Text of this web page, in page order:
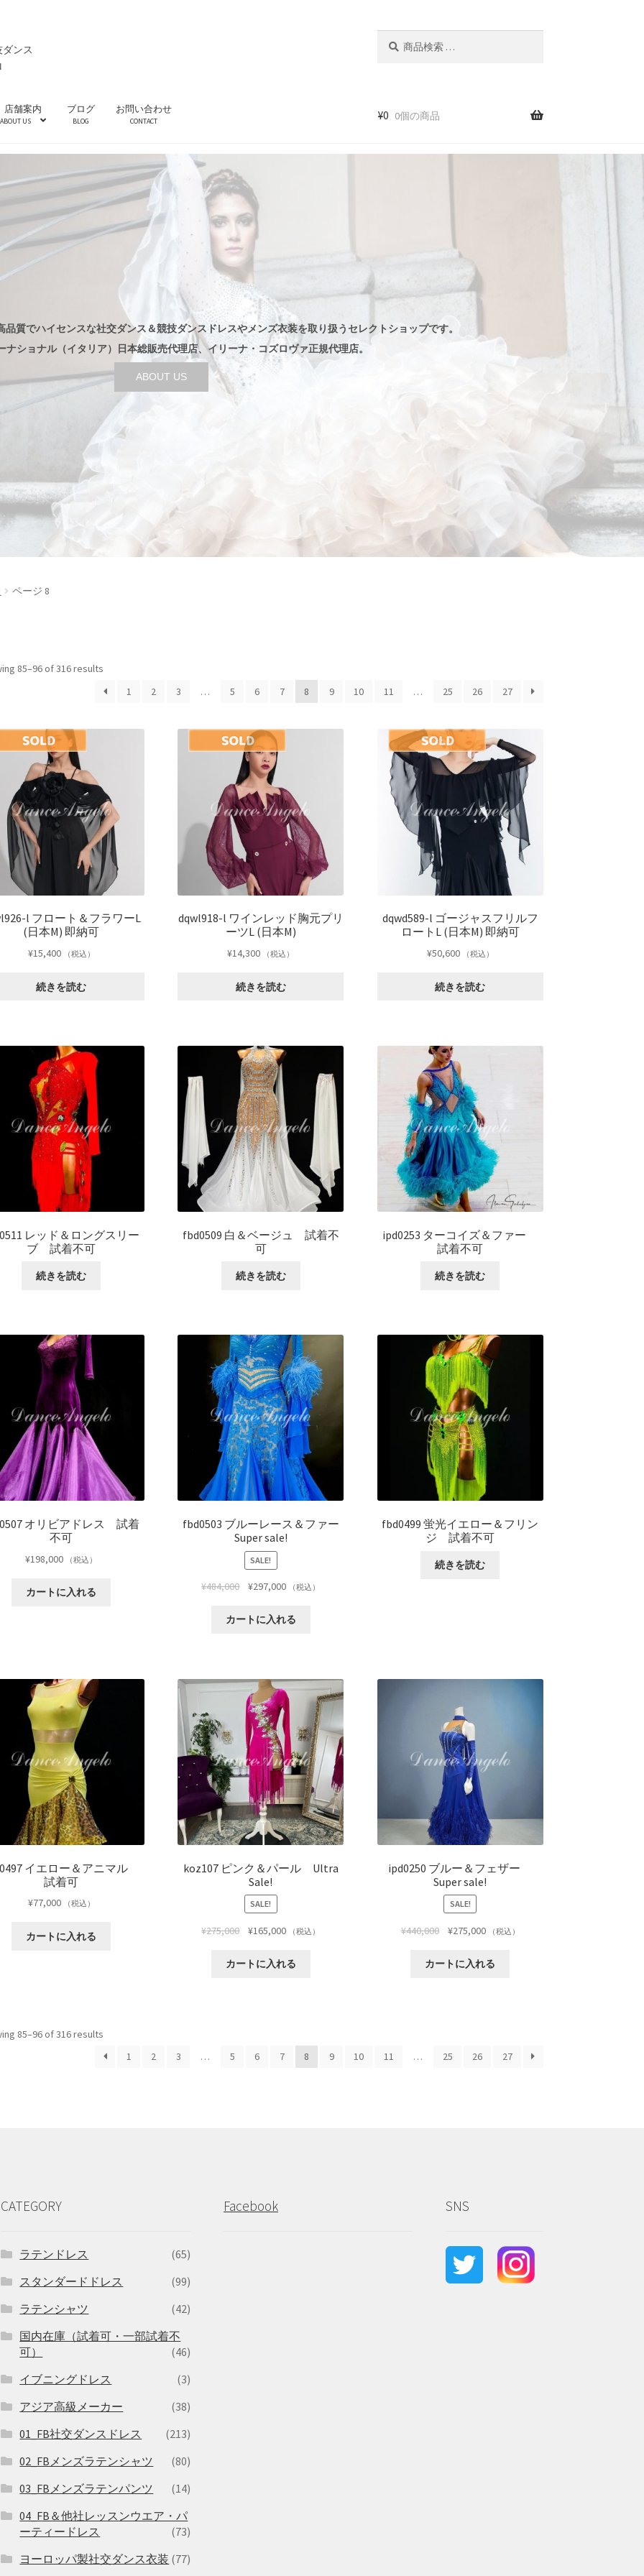
ンス
店舗案内
ABOUT US
ブログ
BLOG
お問い合わせ
CONTACT ¥0 0個の商品
質でハイセンスな社交ダンス＆競技ダンスドレスやメンズ衣装を取り扱うセレクトショップです。
ナショナル（イタリア）日本総販売代理店、イリーナ・コズロヴァ正規代理店。
ABOUT US
ページ 8
85–96 of 316 results
1
2 3 … 5 6 7 8 9 10 11 … 25 26 27
l フロート＆フラワーL
(日本M) 即納可
¥15,400 （税込）
続きを読む
dqwl918-l ワインレッド胸元プリ
ーツL (日本M)
¥14,300 （税込）
続きを読む
dqwd589-l ゴージャスフリルフ
ロートL (日本M) 即納可
¥50,600 （税込）
続きを読む
レッド＆ロングスリー
ブ 試着不可
続きを読む
fbd0509 白＆ベージュ 試着不
可
続きを読む
ipd0253 ターコイズ＆ファー
試着不可
続きを読む
オリビアドレス 試着
不可
¥198,000 （税込）
カートに入れる
fbd0503 ブルーレース＆ファー
Super sale!
SALE!
¥484,000 ¥297,000 （税込）
カートに入れる
fbd0499 蛍光イエロー＆フリン
ジ 試着不可
続きを読む
イエロー＆アニマル
試着可
¥77,000 （税込）
カートに入れる
koz107 ピンク＆パール Ultra
Sale!
SALE!
¥275,000 ¥165,000 （税込）
カートに入れる
ipd0250 ブルー＆フェザー
Super sale!
SALE!
¥440,000 ¥275,000 （税込）
カートに入れる
85–96 of 316 results
1
2 3 … 5 6 7 8 9 10 11 … 25 26 27
CATEGORY
ラテンドレス
(65)
スタンダードドレス
(99)
ラテンシャツ
(42)
国内在庫（試着可・一部試着不
可）
(46)
イブニングドレス
(3)
アジア高級メーカー
(38)
01_FB社交ダンスドレス
(213)
02_FBメンズラテンシャツ
(80)
03_FBメンズラテンパンツ
(14)
04_FB＆他社レッスンウエア・パ
ーティードレス
(73)
ヨーロッパ製社交ダンス衣装 (77)
Facebook SNS